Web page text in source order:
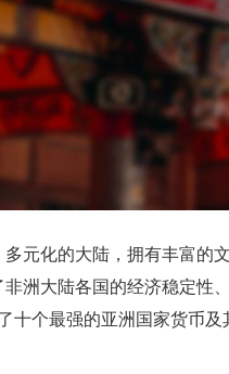
元化的大陆，拥有丰富的
洲大陆各国的经济稳定性
十个最强的亚洲国家货币及